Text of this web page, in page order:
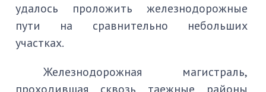
удалось проложить железнодорожные
пути на сравнительно небольших
участках.
Железнодорожная магистраль,